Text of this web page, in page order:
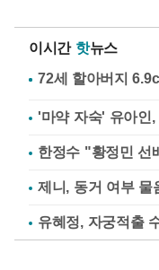
이시간 핫뉴스
'마약 자숙' 유아인
한정수 "황정민 선
제니, 동거 여부
유혜정, 자궁적출